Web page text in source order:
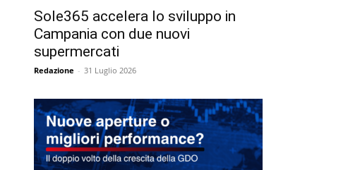
Sole365 accelera lo sviluppo in
Campania con due nuovi
supermercati
Redazione - 31 Luglio 2026